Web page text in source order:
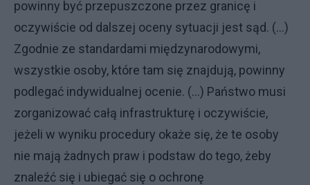
powinny być przepuszczone przez granicę i
oczywiście od dalszej oceny sytuacji jest sąd. (...)
Zgodnie ze standardami międzynarodowymi,
wszystkie osoby, które tam się znajdują, powinny
podlegać indywidualnej ocenie. (...) Państwo musi
zorganizować całą infrastrukturę i oczywiście,
jeżeli w wyniku procedury okaże się, że te osoby
nie mają żadnych praw i podstaw do tego, żeby
znaleźć się i ubiegać się o ochronę